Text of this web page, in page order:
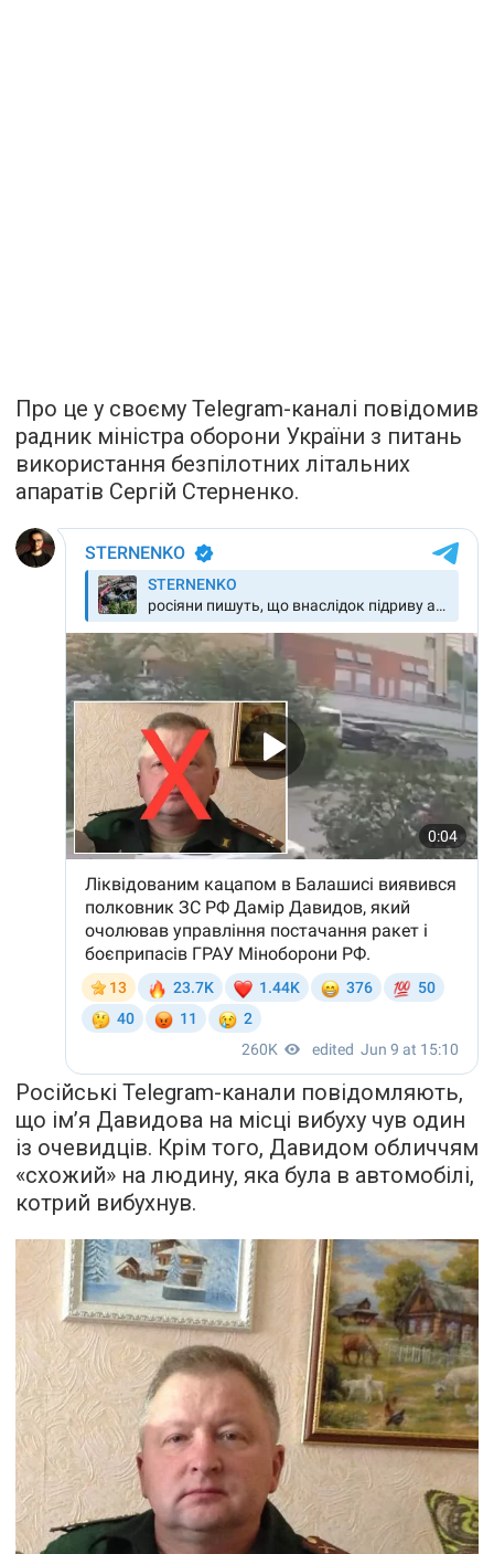
Про це у своєму Telegram-каналі повідомив
радник міністра оборони України з питань
використання безпілотних літальних
апаратів Сергій Стерненко.
Російські Telegram-канали повідомляють,
що ім’я Давидова на місці вибуху чув один
із очевидців. Крім того, Давидом обличчям
«схожий» на людину, яка була в автомобілі,
котрий вибухнув.